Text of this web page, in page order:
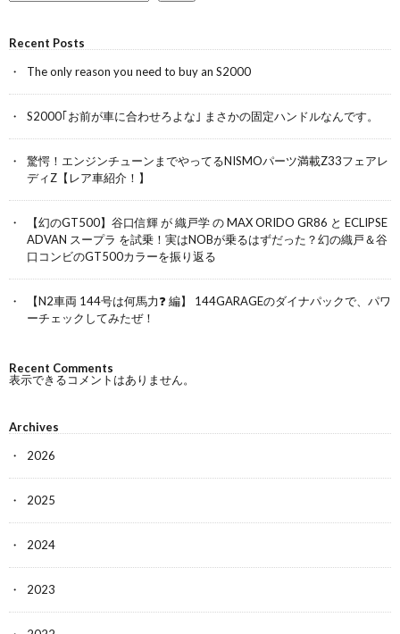
Recent Posts
The only reason you need to buy an S2000
S2000｢お前が車に合わせろよな｣ まさかの固定ハンドルなんです。
驚愕！エンジンチューンまでやってるNISMOパーツ満載Z33フェアレ
ディZ【レア車紹介！】
【幻のGT500】谷口信輝 が 織戸学 の MAX ORIDO GR86 と ECLIPSE
ADVAN スープラ を試乗！実はNOBが乗るはずだった？幻の織戸＆谷
口コンビのGT500カラーを振り返る
【N2車両 144号は何馬力❓ 編】 144GARAGEのダイナパックで、パワ
ーチェックしてみたぜ！
Recent Comments
表示できるコメントはありません。
Archives
2026
2025
2024
2023